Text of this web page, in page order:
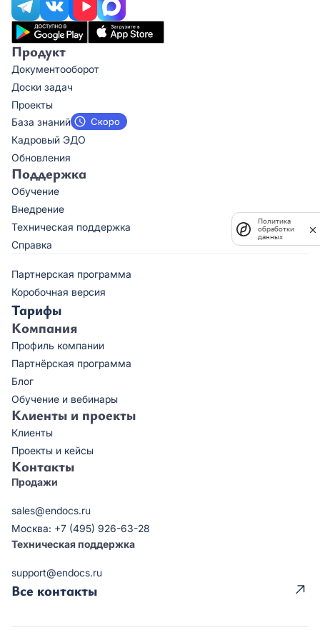
Продукт
Документооборот
Доски задач
Проекты
База знаний
Кадровый ЭДО
Обновления
Поддержка
Обучение
Внедрение
Техническая поддержка
Справка
Партнерская программа
Коробочная версия
Тарифы
Компания
Профиль компании
Партнёрская программа
Блог
Обучение и вебинары
Клиенты и проекты
Клиенты
Проекты и кейсы
Контакты
Продажи
sales@endocs.ru
Москва: +7 (495) 926-63-28
Техническая поддержка
support@endocs.ru
Все контакты
Политика
обработки
данных